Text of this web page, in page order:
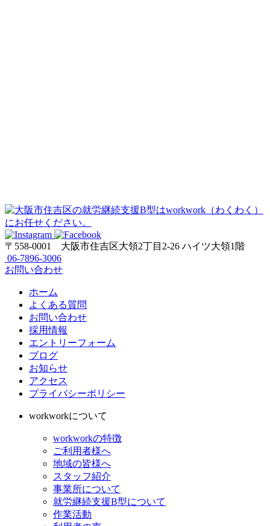
〒558-0001 大阪市住吉区大領2丁目2-26 ハイツ大領1階
06-7896-3006
お問い合わせ
ホーム
よくある質問
お問い合わせ
採用情報
エントリーフォーム
ブログ
お知らせ
アクセス
プライバシーポリシー
workworkについて
workworkの特徴
ご利用者様へ
地域の皆様へ
スタッフ紹介
事業所について
就労継続支援B型について
作業活動